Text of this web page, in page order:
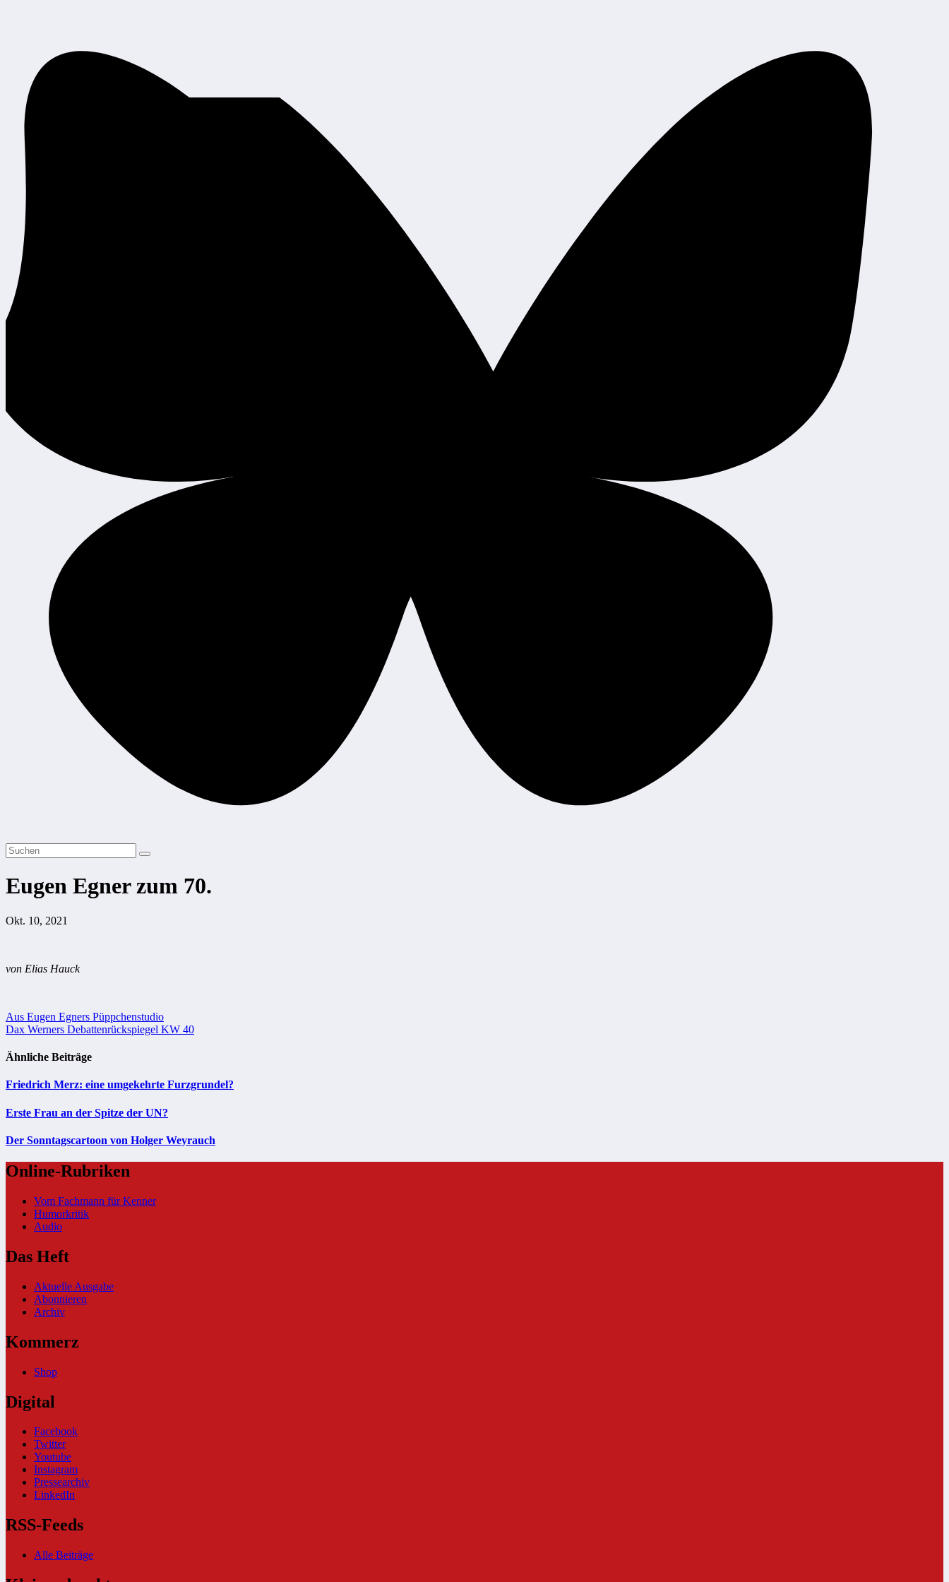
Eugen Egner zum 70.
Okt. 10, 2021
von Elias Hauck
Beitragsnavigation
Aus Eugen Egners Püppchenstudio
Dax Werners Debattenrückspiegel KW 40
Ähnliche Beiträge
Friedrich Merz: eine umgekehrte Furzgrundel?
Erste Frau an der Spitze der UN?
Der Sonntagscartoon von Holger Weyrauch
Online-Rubriken
Vom Fachmann für Kenner
Humorkritik
Audio
Das Heft
Aktuelle Ausgabe
Abonnieren
Archiv
Kommerz
Shop
Digital
Facebook
Twitter
Youtube
Instagram
Pressearchiv
LinkedIn
RSS-Feeds
Alle Beiträge